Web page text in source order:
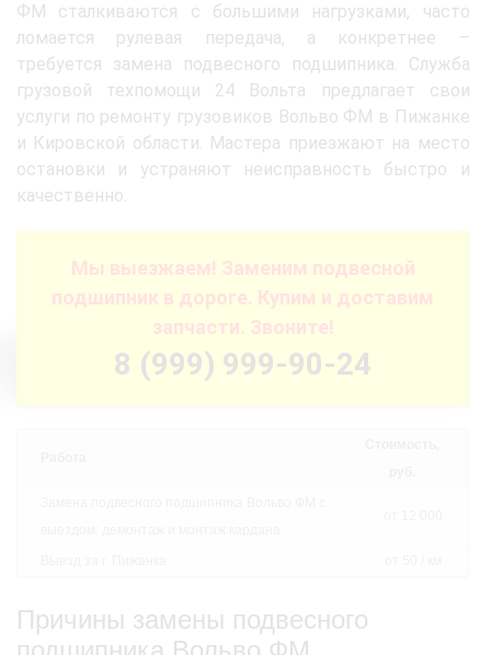
ФМ сталкиваются с большими нагрузками, часто
ломается рулевая передача, а конкретнее –
требуется замена подвесного подшипника. Служба
грузовой техпомощи 24 Вольта предлагает свои
услуги по ремонту грузовиков Вольво ФМ в Пижанке
и Кировской области. Мастера приезжают на место
остановки и устраняют неисправность быстро и
качественно.
Мы выезжаем! Заменим подвесной
подшипник в дороге. Купим и доставим
запчасти. Звоните!
8 (999) 999-90-24
Причины замены подвесного